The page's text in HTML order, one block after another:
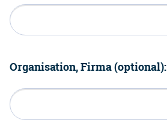
Organisation, Firma (optional):